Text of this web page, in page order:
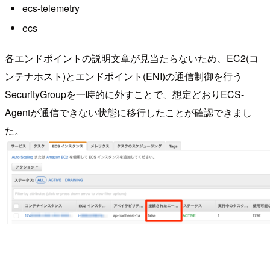
ecs-telemetry
ecs
各エンドポイントの説明文章が見当たらないため、EC2(コ
ンテナホスト)とエンドポイント(ENI)の通信制御を行う
SecurityGroupを一時的に外すことで、想定どおりECS-
Agentが通信できない状態に移行したことが確認できまし
た。